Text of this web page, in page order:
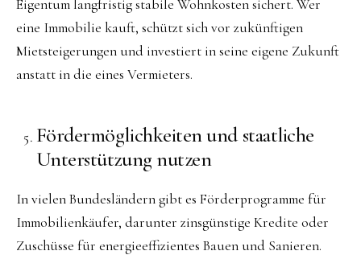
Eigentum langfristig stabile Wohnkosten sichert. Wer
eine Immobilie kauft, schützt sich vor zukünftigen
Mietsteigerungen und investiert in seine eigene Zukunft
anstatt in die eines Vermieters.
Fördermöglichkeiten und staatliche
Unterstützung nutzen
In vielen Bundesländern gibt es Förderprogramme für
Immobilienkäufer, darunter zinsgünstige Kredite oder
Zuschüsse für energieeffizientes Bauen und Sanieren.